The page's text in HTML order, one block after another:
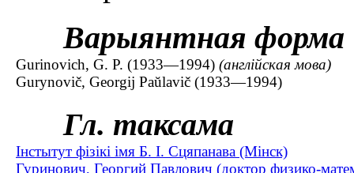
Варыянтная форма
Gurinovich, G. P. (1933—1994) (англійская мова)
Gurynovіč, Georgіj Paŭlavіč (1933—1994)
Гл. таксама
Інстытут фізікі імя Б. І. Сцяпанава (Мінск)
Гуринович, Георгий Павлович (доктор физико-